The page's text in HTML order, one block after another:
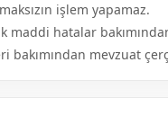
işlem yapamaz.
hatalar bakımından
mevzuat